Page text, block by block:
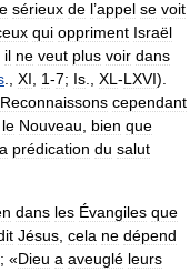
sérieux de l’appel se voit
qui oppriment Israël
il ne veut plus voir dans
XI 1-7; Is XL -LXVI).
Reconnaissons cependant
le Nouveau bien que
prédication du salut
dans les Évangiles que
Jésus cela ne dépend
«Dieu a aveuglé leurs